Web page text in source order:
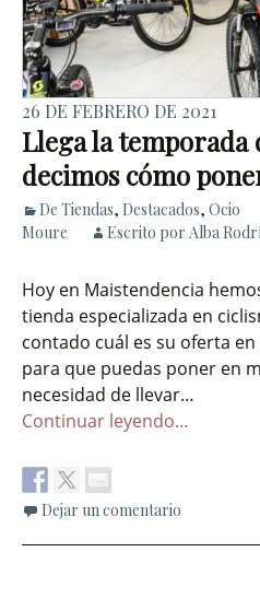
26 DE FEBRERO DE 2021
Llega la temporada
decimos cómo
De Tiendas, Destacados, Ocio
Moure
Escrito por Alba
Hoy en Maistendencia
tienda especializada en
contado cuál es su oferta
para que puedas poner en
necesidad de llevar…
Continuar leyendo…
Dejar un comentario